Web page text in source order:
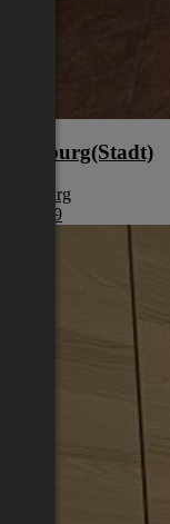
Salzburg(Stadt)
Salzburg
€ 1.199